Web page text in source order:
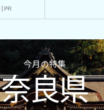
PR
今月の特集
奈良県